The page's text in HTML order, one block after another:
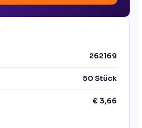
262169
50 Stück
€ 3,66